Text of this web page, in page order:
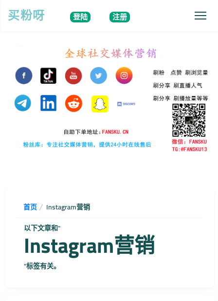
买粉呀 登陆 注册
首页
Instagram营销
以下文章和"
Instagram营销
"标签有关。